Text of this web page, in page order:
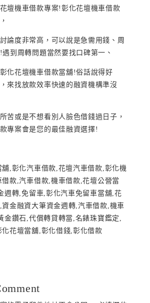
壇機車借款專案!彰化花壇機車借款
論度非常高，可以說是急需用錢、周
到周轉問題當然要找口碑第一、
化花壇機車借款當舖!俗話說得好
來找放款效率快速的融資機構準沒
苦或是不想看別人臉色借錢過日子，
專案會是您的最佳融資選擇!
,彰化汽車借款,花壇汽車借款,彰化機
款,汽車借款,機車借款,花壇公營當
週轉,免留車,彰化汽車免留車當舖,花
金融資大筆資金週轉,汽車借款,機車
金鑽石,代償轉貸轉當,名錶珠寶鑑定,
花壇當舖,彰化借錢,彰化借款